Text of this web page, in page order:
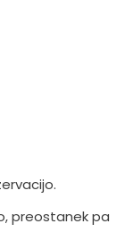
preostanek pa